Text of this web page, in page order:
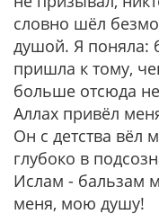
словно шёл
душой. Я поняла:
пришла к тому,
больше отсюда
Аллах привёл
Он с детства вёл
глубоко в
Ислам - бальзам
меня, мою душу!